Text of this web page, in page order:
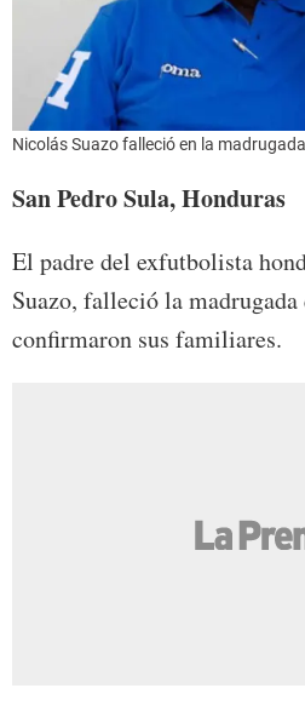
Nicolás Suazo falleció en la
San Pedro Sula, Honduras
El padre del exfutbolista
Suazo, falleció la
confirmaron sus familiares.